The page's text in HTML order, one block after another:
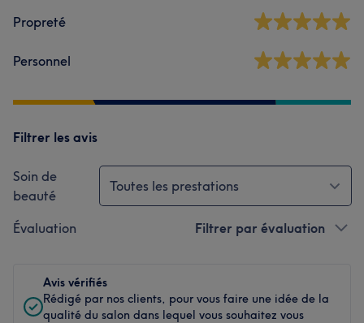
Propreté
Personnel
Filtrer les avis
Soin de
beauté
Toutes les prestations
Évaluation Filtrer par évaluation
Avis vérifiés
Rédigé par nos clients, pour vous faire une idée de la
qualité du salon dans lequel vous souhaitez vous